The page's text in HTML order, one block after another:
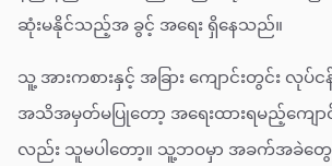
ဆုံးမနိုင်သည့်အ ခွင့် အရေး ရှိနေသည်။
သူ့ အားကစားနှင့် အခြား ကျောင်းတွင်း လု
အသိအမှတ်မပြုတော့ အရေးထားရမည့်ကျောင်း
လည်း သူမပါတော့။ သူ့ဘဝမှာ အခက်အခဲတွ